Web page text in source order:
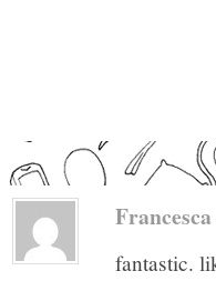
Francesca
fantastic.